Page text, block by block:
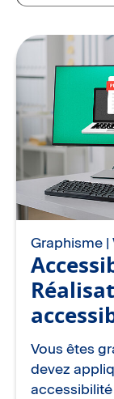
Graphisme |
Vous êtes
devez